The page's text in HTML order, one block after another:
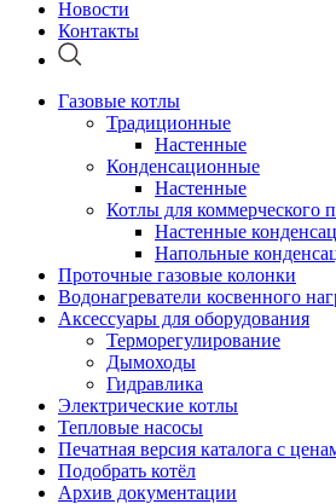
Новости
Контакты
Газовые котлы
Традиционные
Настенные
Конденсационные
Настенные
Котлы для коммерческого
Настенные
Напольные
Проточные газовые колонки
Водонагреватели косвенного
Аксессуары для оборудования
Терморегулирование
Дымоходы
Гидравлика
Электрические котлы
Тепловые насосы
Печатная версия каталога с
Подобрать котёл
Архив документации